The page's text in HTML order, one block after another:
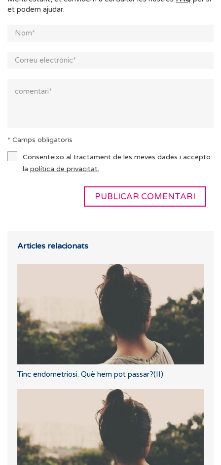
et podem ajudar.
* Camps obligatoris
Consenteixo al tractament de les meves dades i accepto
la política de privacitat.
Articles relacionats
Tinc endometriosi. Què hem pot passar?(II)